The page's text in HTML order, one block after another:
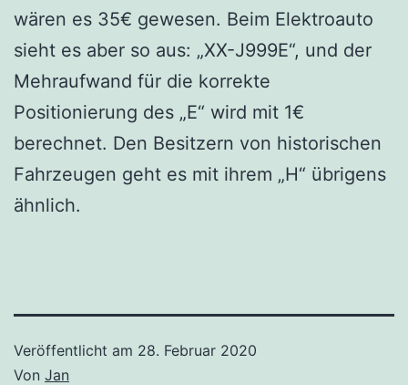
wären es 35€ gewesen. Beim Elektroauto
sieht es aber so aus: „XX-J999E“, und der
Mehraufwand für die korrekte
Positionierung des „E“ wird mit 1€
berechnet. Den Besitzern von historischen
Fahrzeugen geht es mit ihrem „H“ übrigens
ähnlich.
Veröffentlicht am 28. Februar 2020
Von Jan